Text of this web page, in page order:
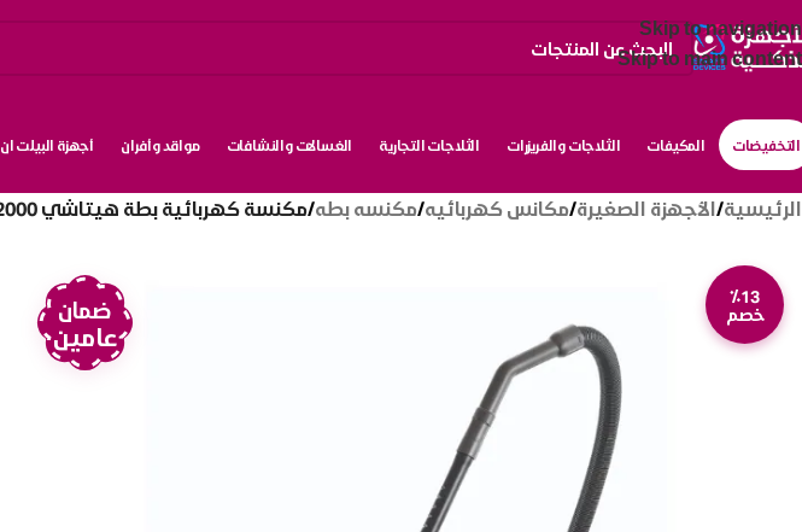
Skip to navigation
Skip to main content
التخفيضات المكيفات الثلاجات والفريزرات الثلاجات التجارية الغسالات والنشافات مواقد وأفران أجهزة البيلت ان
الرئيسية/الأجهزة الصغيرة/مكانس كهربائيه/مكنسه بطه/مكنسة كهربائية بطة هيتاشي 2000 وات – أحمر CV-BA20VBRE
٪13
خصم
ضمان
عامين